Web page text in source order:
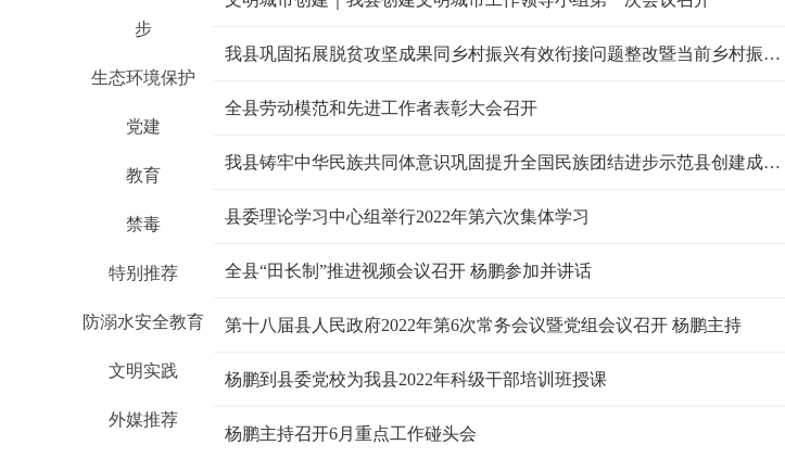
步
生态环境保护
党建
教育
禁毒
特别推荐
防溺水安全教育
文明实践
外媒推荐
我县巩固拓展脱贫攻坚成果同乡村振兴有效衔接问题整改暨当前乡村振兴工作推进视频会召开
全县劳动模范和先进工作者表彰大会召开
我县铸牢中华民族共同体意识巩固提升全国民族团结进步示范县创建成果工作推进会召开
县委理论学习中心组举行2022年第六次集体学习
全县“田长制”推进视频会议召开 杨鹏参加并讲话
第十八届县人民政府2022年第6次常务会议暨党组会议召开 杨鹏主持
杨鹏到县委党校为我县2022年科级干部培训班授课
杨鹏主持召开6月重点工作碰头会